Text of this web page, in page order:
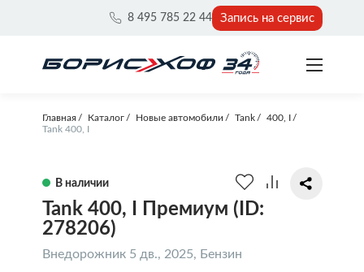
8 495 785 22 44 Запись на сервис
Главная Каталог Новые автомобили Tank
400, I
Tank 400, I
Tank 400, I Премиум (ID:
278206)
Внедорожник 5 дв., 2025, Бензин
В наличии